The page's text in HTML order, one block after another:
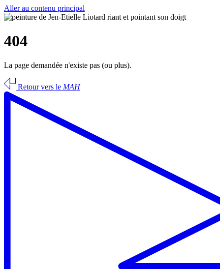
Aller au contenu principal
404
La page demandée n'existe pas (ou plus).
Retour vers le MAH